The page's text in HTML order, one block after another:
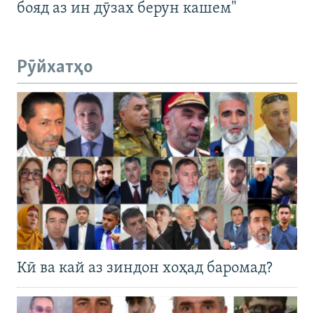
бояд аз ин дӯзах берун кашем"
Рӯйхатҳо
Кӣ ва кай аз зиндон хоҳад баромад?